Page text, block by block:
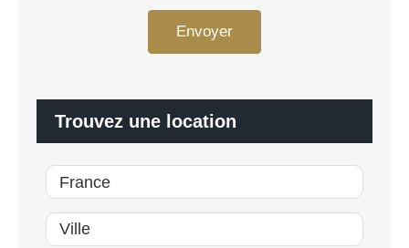
s
Envoyer
Trouvez une location